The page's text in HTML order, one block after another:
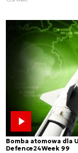
Bomba atomowa dla
Defence24Week 99